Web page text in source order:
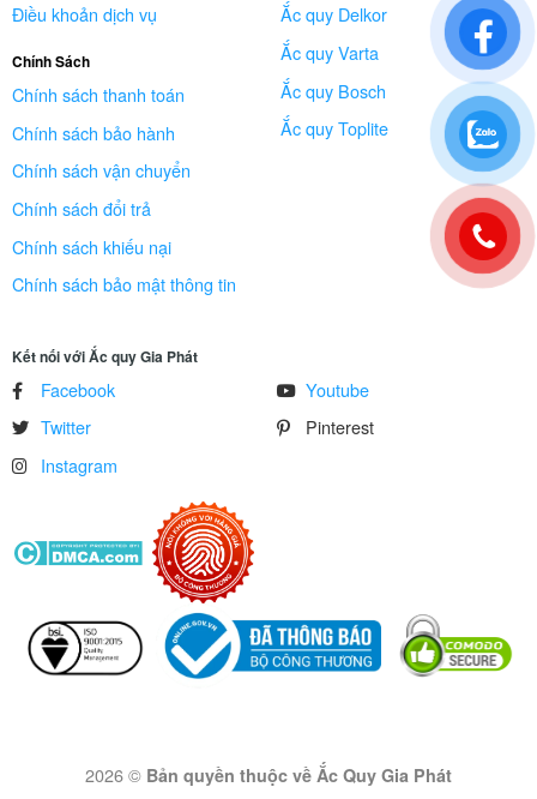
Điều khoản dịch vụ
Chính Sách
Chính sách thanh toán
Chính sách bảo hành
Chính sách vận chuyển
Chính sách đổi trả
Chính sách khiếu nại
Chính sách bảo mật thông tin
Ắc quy Delkor
Ắc quy Varta
Ắc quy Bosch
Ắc quy Toplite
Kết nối với Ắc quy Gia Phát
Facebook
Twitter
Instagram
Youtube
Pinterest
2026 © Bản quyền thuộc về Ắc Quy Gia Phát